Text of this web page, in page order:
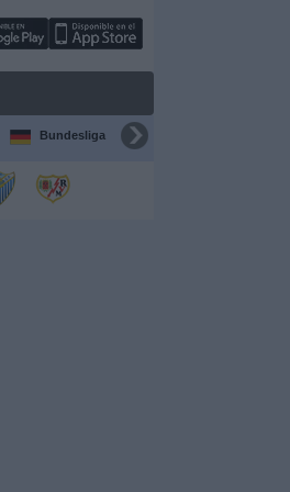
Bundesliga Supercopa de España